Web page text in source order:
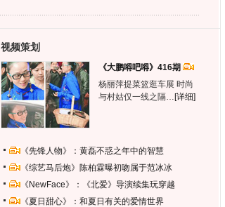
视频策划
《大鹏嘚吧嘚》416期
杨丽萍提菜篮逛车展 时尚
与村姑仅一线之隔… [详细]
《先锋人物》：黄磊不惑之年中的智慧
《综艺马后炮》陈柏霖曝初吻属于范冰冰
《NewFace》：《北爱》导演续集玩穿越
《夏日甜心》：和夏日有关的爱情世界